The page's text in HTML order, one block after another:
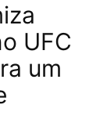
UFC
um